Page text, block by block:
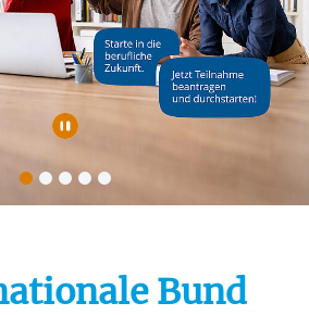
Automatische
Bund